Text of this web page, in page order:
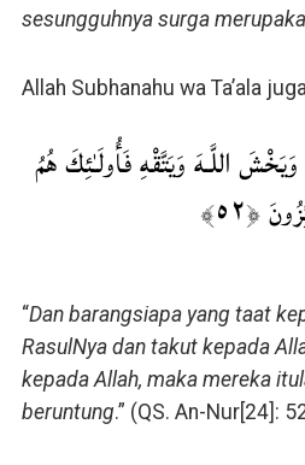
sesungguhnya surga
Allah Subhanahu wa Ta’ala
اللَّـهَ وَيَتَّقْهِ فَأُولَـٰئِكَ هُمُ
﴿٥٢﴾
“Dan barangsiapa yang taat
RasulNya dan takut kepada
kepada Allah, maka mereka
beruntung.” (QS. An-Nur[24]: